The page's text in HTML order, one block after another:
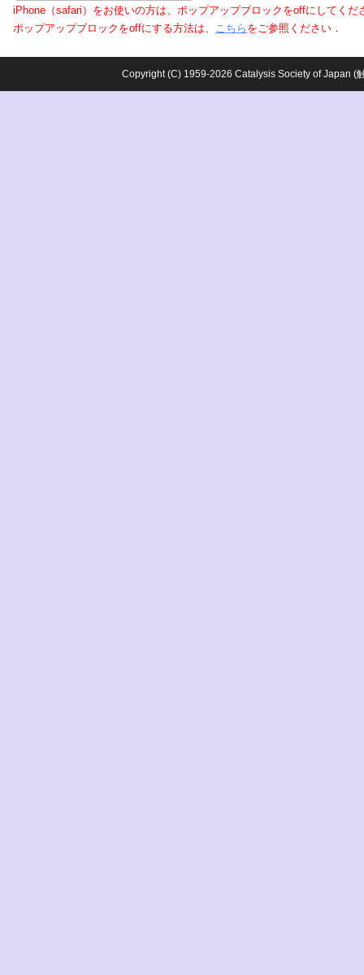
iPhone（safari）をお使いの方は、ポップアップブロックをoffにしてくだ
ポップアップブロックをoffにする方法は、 こちら をご参照ください．
Copyright (C) 1959-2026 Catalysis Society of Japan (